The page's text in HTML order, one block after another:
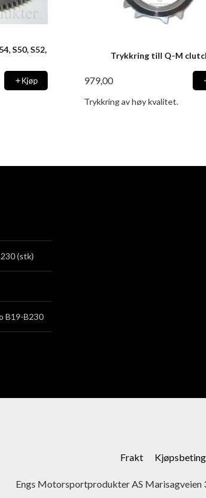
S50, S52,
Kjøp
Trykkring till Q-M
979,00
Trykkring av høy kvalitet.
(stk)
B19-B230
Frakt
Engs Motorsportprodukter AS Marisagveien